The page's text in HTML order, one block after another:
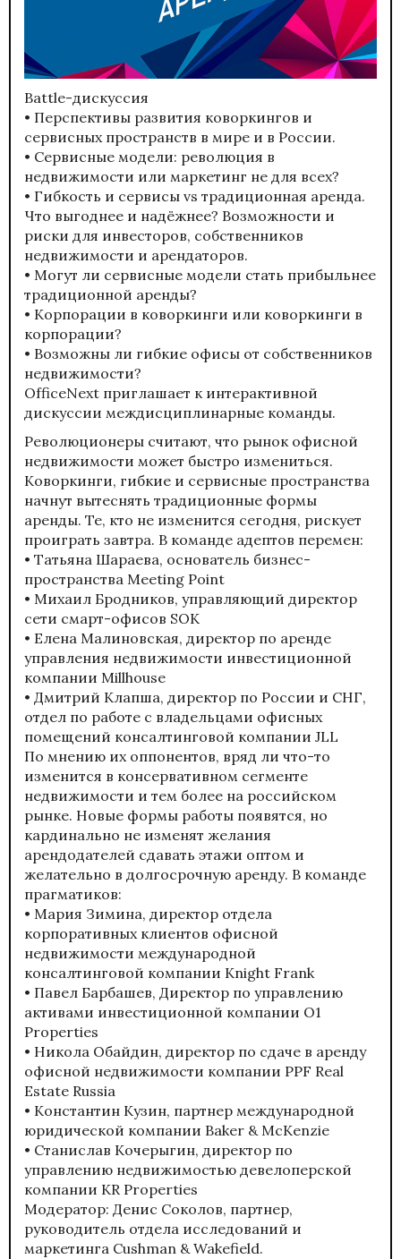
Battle-дискуссия
• Перспективы развития коворкингов и
сервисных пространств в мире и в России.
• Сервисные модели: революция в
недвижимости или маркетинг не для всех?
• Гибкость и сервисы vs традиционная аренда.
Что выгоднее и надёжнее? Возможности и
риски для инвесторов, собственников
недвижимости и арендаторов.
• Могут ли сервисные модели стать прибыльнее
традиционной аренды?
• Корпорации в коворкинги или коворкинги в
корпорации?
• Возможны ли гибкие офисы от собственников
недвижимости?
OfficeNext приглашает к интерактивной
дискуссии междисциплинарные команды.
Революционеры считают, что рынок офисной
недвижимости может быстро измениться.
Коворкинги, гибкие и сервисные пространства
начнут вытеснять традиционные формы
аренды. Те, кто не изменится сегодня, рискует
проиграть завтра. В команде адептов перемен:
• Татьяна Шараева, основатель бизнес-
пространства Meeting Point
• Михаил Бродников, управляющий директор
сети смарт-офисов SOK
• Елена Малиновская, директор по аренде
управления недвижимости инвестиционной
компании Millhouse
• Дмитрий Клапша, директор по России и СНГ,
отдел по работе с владельцами офисных
помещений консалтинговой компании JLL
По мнению их оппонентов, вряд ли что-то
изменится в консервативном сегменте
недвижимости и тем более на российском
рынке. Новые формы работы появятся, но
кардинально не изменят желания
арендодателей сдавать этажи оптом и
желательно в долгосрочную аренду. В команде
прагматиков:
• Мария Зимина, директор отдела
корпоративных клиентов офисной
недвижимости международной
консалтинговой компании Knight Frank
• Павел Барбашев, Директор по управлению
активами инвестиционной компании О1
Properties
• Никола Обайдин, директор по сдаче в аренду
офисной недвижимости компании PPF Real
Estate Russia
• Константин Кузин, партнер международной
юридической компании Baker & McKenzie
• Станислав Кочерыгин, директор по
управлению недвижимостью девелоперской
компании KR Properties
Модератор: Денис Соколов, партнер,
руководитель отдела исследований и
маркетинга Cushman & Wakefield.